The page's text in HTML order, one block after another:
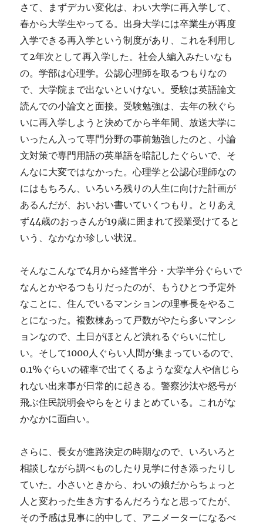
さて、まずデカい変化は、わい大学に再入学して、
春から大学生やってる。出身大学には卒業生が再度
入学できる再入学という制度があり、これを利用し
て2年次として再入学した。社会人編入みたいなも
の。学部は心理学。公認心理師を取るつもりなの
で、大学院まで出ないといけない。受験は英語論文
読んでの小論文と面接。受験勉強は、去年の秋ぐら
いに再入学しようと決めてから半年間、放送大学に
いったん入って専門分野の事前勉強したのと、小論
文対策で専門用語の英単語を暗記したぐらいで、そ
んなに大変ではなかった。心理学と公認心理師なの
にはもちろん、いろいろ残りの人生に向けた計画が
あるんだが、おいおい書いていくつもり。とりあえ
ず44歳のおっさんが19歳に囲まれて授業受けてると
いう、なかなか珍しい状況。
そんなこんなで4月から経営半分・大学半分ぐらいで
なんとかやるつもりだったのが、もうひとつ予定外
なことに、住んでいるマンションの理事長をやるこ
とになった。複数棟あって戸数がやたら多いマンシ
ョンなので、土日がほとんど潰れるぐらいに忙し
い。そして1000人ぐらい人間が集まっているので、
0.1%ぐらいの確率で出てくるような変な人や信じら
れない出来事が日常的に起きる。警察沙汰や怒号が
飛ぶ住民説明会やらをとりまとめている。これがな
かなかに面白い。
さらに、長女が進路決定の時期なので、いろいろと
相談しながら調べものしたり見学に付き添ったりし
ていた。小さいときから、わいの娘だからちょっと
人と変わった生き方するんだろうなと思ってたが、
その予感は見事に的中して、アニメーターになるべ